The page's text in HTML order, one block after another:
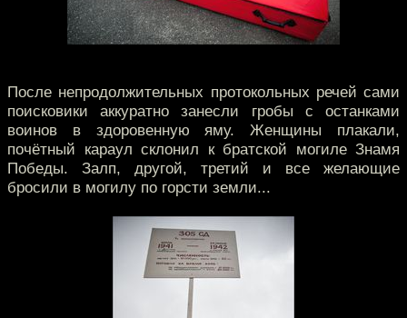
После непродолжительных протокольных речей сами
поисковики аккуратно занесли гробы с останками
воинов в здоровенную яму. Женщины плакали,
почётный караул склонил к братской могиле Знамя
Победы. Залп, другой, третий и все желающие
бросили в могилу по горсти земли...